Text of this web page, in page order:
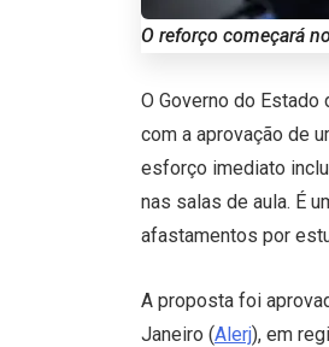
O reforço começará
O Governo do
com a aprovação de
esforço imediato
nas salas de aula. É
afastamentos por
A proposta foi
Janeiro (Alerj), em